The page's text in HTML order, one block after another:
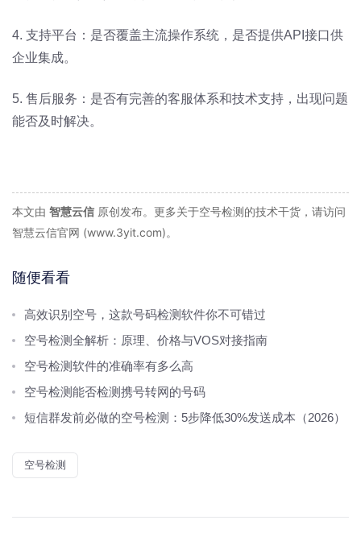
4. 支持平台：是否覆盖主流操作系统，是否提供API接口供
企业集成。
5. 售后服务：是否有完善的客服体系和技术支持，出现问题
能否及时解决。
本文由 智慧云信 原创发布。更多关于空号检测的技术干货，请访问
智慧云信官网 (www.3yit.com)。
随便看看
高效识别空号，这款号码检测软件你不可错过
空号检测全解析：原理、价格与VOS对接指南
空号检测软件的准确率有多么高
空号检测能否检测携号转网的号码
短信群发前必做的空号检测：5步降低30%发送成本（2026）
空号检测